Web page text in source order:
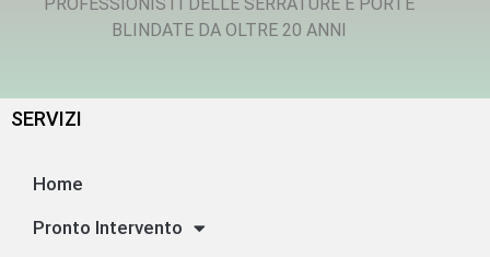
BLINDATE DA OLTRE 20 ANNI
SERVIZI
Home
Pronto Intervento